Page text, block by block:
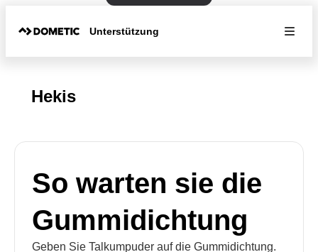
Unterstützung
Hekis
So warten sie die
Gummidichtung
Geben Sie Talkumpuder auf die Gummidichtung.